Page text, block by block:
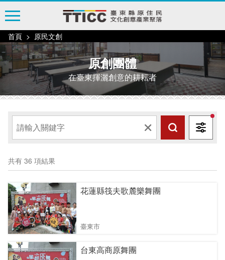
跳
到
主
要
內
容
區
塊
首頁 原民文創
原創團體
在臺東揮灑創意的耕耘者
共有 36 項結果
花蓮縣筏夫歌麓樂舞團
臺東市
台東高商原舞團